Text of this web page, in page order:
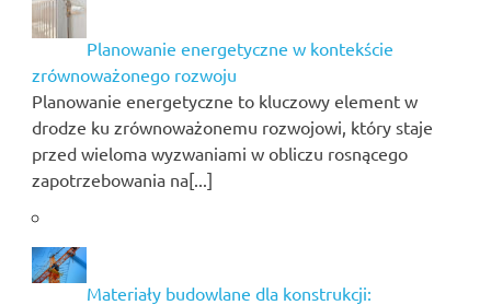
Planowanie energetyczne w kontekście
zrównoważonego rozwoju
Planowanie energetyczne to kluczowy element w
drodze ku zrównoważonemu rozwojowi, który staje
przed wieloma wyzwaniami w obliczu rosnącego
zapotrzebowania na[...]
Materiały budowlane dla konstrukcji: